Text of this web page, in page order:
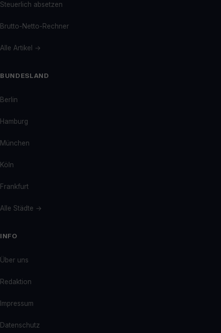
Steuerlich absetzen
Brutto-Netto-Rechner
Alle Artikel →
BUNDESLAND
Berlin
Hamburg
München
Köln
Frankfurt
Alle Städte →
INFO
Über uns
Redaktion
Impressum
Datenschutz